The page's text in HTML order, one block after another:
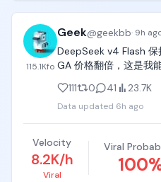
仪表盘能直接看余额、
量，还有各个平台的消
客服响应也挺快，至少
不过我建议别一上来就
这种中转平台，先小额
115.1Kfo
Geek@geekbb· 9h
DeepSeek v4 Flash
GA 价格翻倍，这是我
111
0 41 23.7K
Data updated 6h ago
Velocity
8.2K/h
Viral
Viral
100